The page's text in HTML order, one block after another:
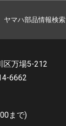
ヤマハ部品情報検索
区万場5-212
6662
まで)